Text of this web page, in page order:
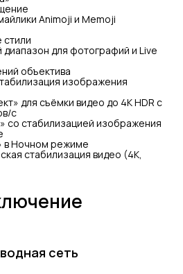
Animoji и Memoji
для фотографий и Live
объектива
изображения
для съёмки видео до 4K HDR с
с
со стабилизацией изображения
в Ночном режиме
стабилизация видео (4K,
сеть